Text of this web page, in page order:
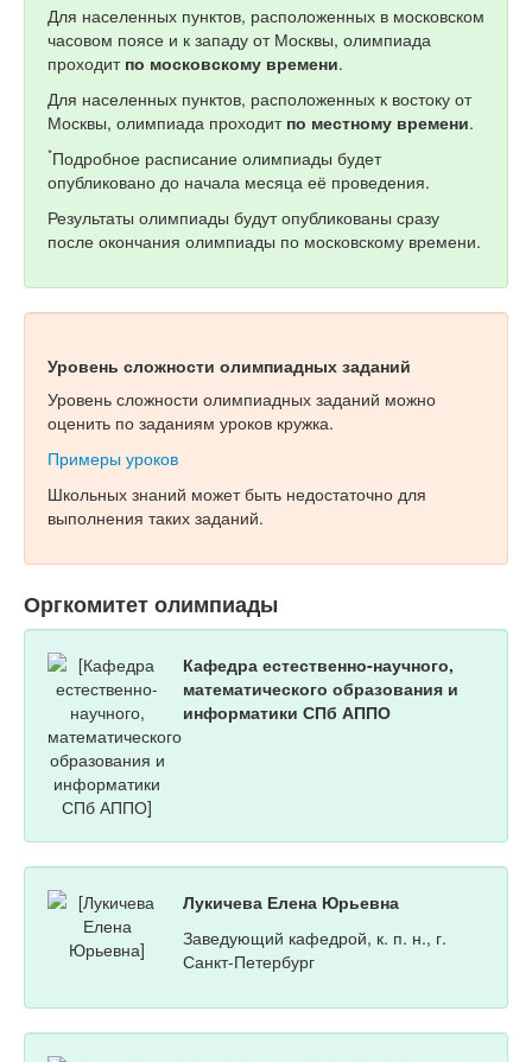
Для населенных пунктов, расположенных в московском
часовом поясе и к западу от Москвы, олимпиада
проходит по московскому времени.
Для населенных пунктов, расположенных к востоку от
Москвы, олимпиада проходит по местному времени.
*Подробное расписание олимпиады будет
опубликовано до начала месяца её проведения.
Результаты олимпиады будут опубликованы сразу
после окончания олимпиады по московскому времени.
Уровень сложности олимпиадных заданий
Уровень сложности олимпиадных заданий можно
оценить по заданиям уроков кружка.
Примеры уроков
Школьных знаний может быть недостаточно для
выполнения таких заданий.
Оргкомитет олимпиады
Кафедра естественно-научного,
математического образования и
информатики СПб АППО
Лукичева Елена Юрьевна
Заведующий кафедрой, к. п. н., г.
Санкт-Петербург